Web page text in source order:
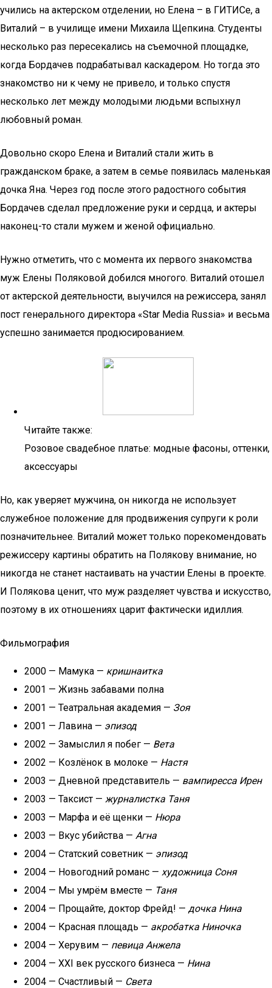
учились на актерском отделении, но Елена – в ГИТИСе, а
Виталий – в училище имени Михаила Щепкина. Студенты
несколько раз пересекались на съемочной площадке,
когда Бордачев подрабатывал каскадером. Но тогда это
знакомство ни к чему не привело, и только спустя
несколько лет между молодыми людьми вспыхнул
любовный роман.
Довольно скоро Елена и Виталий стали жить в
гражданском браке, а затем в семье появилась маленькая
дочка Яна. Через год после этого радостного события
Бордачев сделал предложение руки и сердца, и актеры
наконец-то стали мужем и женой официально.
Нужно отметить, что с момента их первого знакомства
муж Елены Поляковой добился многого. Виталий отошел
от актерской деятельности, выучился на режиссера, занял
пост генерального директора «Star Media Russia» и весьма
успешно занимается продюсированием.
Читайте также:
Розовое свадебное платье: модные фасоны, оттенки,
аксессуары
Но, как уверяет мужчина, он никогда не использует
служебное положение для продвижения супруги к роли
позначительнее. Виталий может только порекомендовать
режиссеру картины обратить на Полякову внимание, но
никогда не станет настаивать на участии Елены в проекте.
И Полякова ценит, что муж разделяет чувства и искусство,
поэтому в их отношениях царит фактически идиллия.
Фильмография
2000 — Мамука — кришнаитка
2001 — Жизнь забавами полна
2001 — Театральная академия — Зоя
2001 — Лавина — эпизод
2002 — Замыслил я побег — Вета
2002 — Козлёнок в молоке — Настя
2003 — Дневной представитель — вампиресса Ирен
2003 — Таксист — журналистка Таня
2003 — Марфа и её щенки — Нюра
2003 — Вкус убийства — Агна
2004 — Статский советник — эпизод
2004 — Новогодний романс — художница Соня
2004 — Мы умрём вместе — Таня
2004 — Прощайте, доктор Фрейд! — дочка Нина
2004 — Красная площадь — акробатка Ниночка
2004 — Херувим — певица Анжела
2004 — XXI век русского бизнеса — Нина
2004 — Счастливый — Света